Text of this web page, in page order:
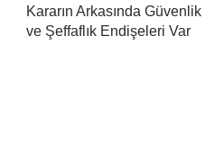
Kararın Arkasında Güvenlik
ve Şeffaflık Endişeleri Var